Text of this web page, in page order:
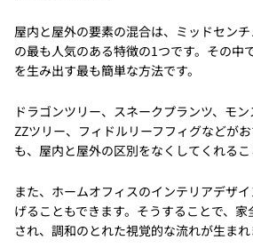
屋内と屋外の要素の混合は、ミッドセン
の最も人気のある特徴の1つです。その中
を生み出す最も簡単な方法です。
ドラゴンツリー、スネークプランツ、モン
ZZツリー、フィドルリーフフィグなどが
も、屋内と屋外の区別をなくしてくれるこ
また、ホームオフィスのインテリアデザ
げることもできます。そうすることで、
され、調和のとれた視覚的な流れが生まれ